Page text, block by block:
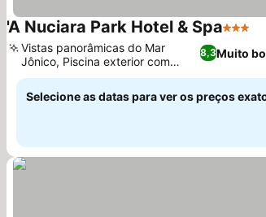
'A Nuciara Park Hotel & Spa3
8,3Muito
Vistas panorâmicas do Mar
Jônico, Piscina exterior com
snack-bar
Selecione as datas para ver os preços